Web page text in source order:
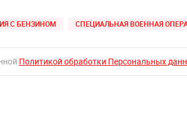
С БЕНЗИНОМ СПЕЦИАЛЬНАЯ ВОЕННАЯ
Политикой обработки Персональных